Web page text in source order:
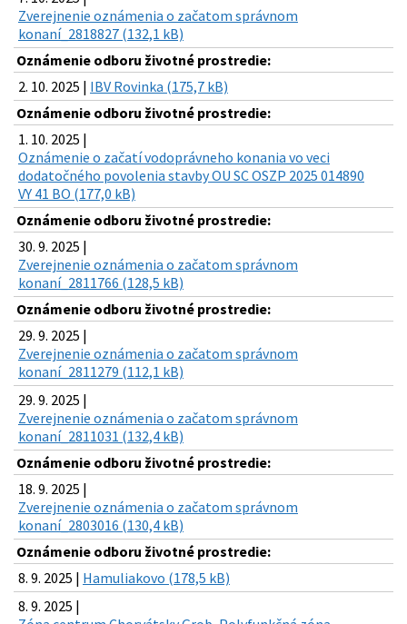
Zverejnenie oznámenia o začatom správnom
konaní_2818827 (132,1 kB)
Oznámenie odboru životné prostredie:
2. 10. 2025 | IBV Rovinka (175,7 kB)
Oznámenie odboru životné prostredie:
1. 10. 2025 |
Oznámenie o začatí vodoprávneho konania vo veci
dodatočného povolenia stavby OU SC OSZP 2025 014890
VY 41 BO (177,0 kB)
Oznámenie odboru životné prostredie:
30. 9. 2025 |
Zverejnenie oznámenia o začatom správnom
konaní_2811766 (128,5 kB)
Oznámenie odboru životné prostredie:
29. 9. 2025 |
Zverejnenie oznámenia o začatom správnom
konaní_2811279 (112,1 kB)
29. 9. 2025 |
Zverejnenie oznámenia o začatom správnom
konaní_2811031 (132,4 kB)
Oznámenie odboru životné prostredie:
18. 9. 2025 |
Zverejnenie oznámenia o začatom správnom
konaní_2803016 (130,4 kB)
Oznámenie odboru životné prostredie:
8. 9. 2025 | Hamuliakovo (178,5 kB)
8. 9. 2025 |